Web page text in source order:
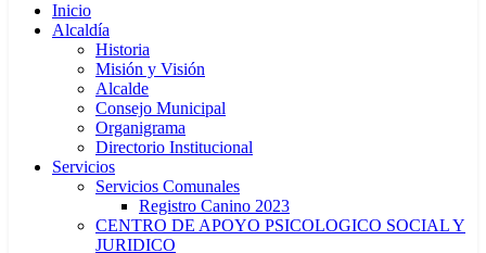
Inicio
Alcaldía
Historia
Misión y Visión
Alcalde
Consejo Municipal
Organigrama
Directorio Institucional
Servicios
Servicios Comunales
Registro Canino 2023
CENTRO DE APOYO PSICOLOGICO SOCIAL Y
JURIDICO